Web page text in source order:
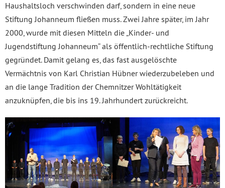
Haushaltsloch verschwinden darf, sondern in eine neue
Stiftung Johanneum fließen muss. Zwei Jahre später, im Jahr
2000, wurde mit diesen Mitteln die „Kinder- und
Jugendstiftung Johanneum“ als öffentlich-rechtliche Stiftung
gegründet. Damit gelang es, das fast ausgelöschte
Vermächtnis von Karl Christian Hübner wiederzubeleben und
an die lange Tradition der Chemnitzer Wohltätigkeit
anzuknüpfen, die bis ins 19. Jahrhundert zurückreicht.